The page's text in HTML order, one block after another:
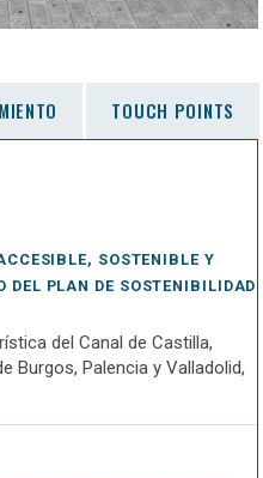
TOUCH POINTS
SOSTENIBLE Y
DEL PLAN DE SOSTENIBILIDAD
del Canal de Castilla,
Burgos, Palencia y Valladolid,